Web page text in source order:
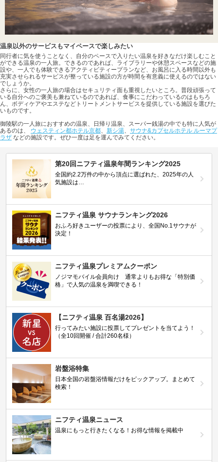
温泉以外のサービスもマイペースで楽しみたい
同行者に気を使うことなく、自分のペースで入りたい温泉を好きなだけ楽しむこと
ができる温泉の一人旅。できるのであれば、ライブラリーや休憩スペースなどの施
設や、一人でも体験できるアクティビティープランなど、お風呂に入る時間以外も
充実させられるサービスが整っている施設の方が時間を有意義に使えるのではない
でしょうか。
さらに、女性の一人旅の場合はセキュリティ面も重視したいところ。普段頑張って
いる自分へのご褒美も兼ねているのであれば、食事にこだわっているのはもちろ
ん、ボディケアやエステなどトリートメントサービスを提供している施設を選びた
いものです。
御陵駅の一人旅におすすめの温泉、日帰り温泉、スーパー銭湯の中でも特に人気が
あるのは、 ウェスティン都ホテル京都、 新シ湯、 サウナ&カプセルホテル ルーマプ
ラザ などの施設です。ぜひ一度は足を運んでみてください。
第20回ニフティ温泉年間ランキング2025
全国約2.2万件の中から頂点に選ばれた、2025年の人
気施設は…
ニフティ温泉 サウナランキング2026
おふろ好きユーザーの投票により、全国No.1サウナが
決定！
ニフティ温泉プレミアムクーポン
ノジマモバイル会員向け 通常よりもお得な「特別価
格」で人気の温泉を満喫できる！
【ニフティ温泉 百名湯2026】
行ってみたい施設に投票してプレゼントを当てよう！
（全10回開催 / 合計260名様）
岩盤浴特集
日本全国の岩盤浴情報だけをピックアップ。まとめて
検索！
ニフティ温泉ニュース
温泉にもっと行きたくなる！お得な情報を掲載中